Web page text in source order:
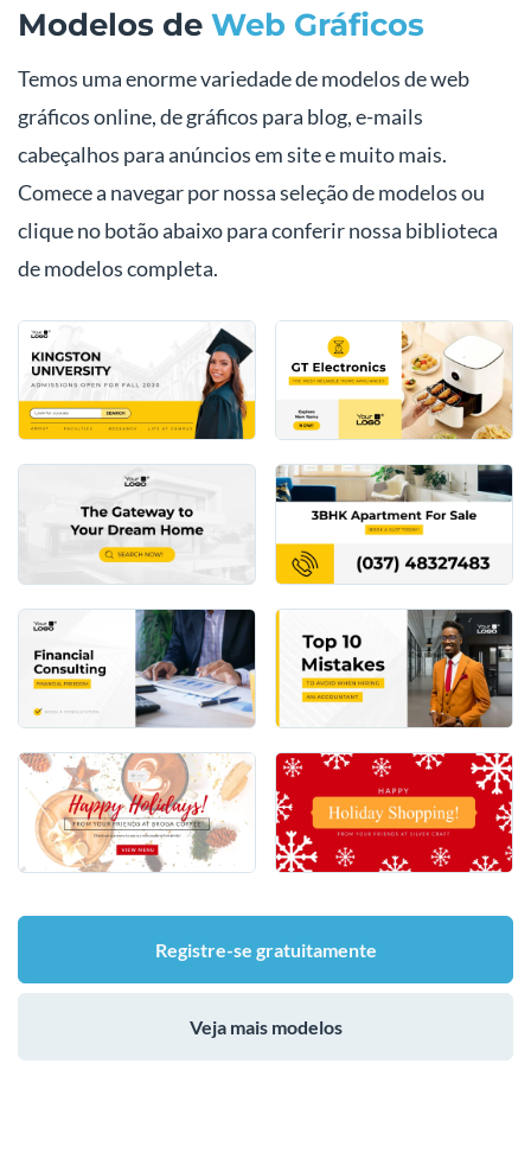
Modelos de Web Gráficos
Temos uma enorme variedade de modelos de web
gráficos online, de gráficos para blog, e-mails
cabeçalhos para anúncios em site e muito mais.
Comece a navegar por nossa seleção de modelos ou
clique no botão abaixo para conferir nossa biblioteca
de modelos completa.
Registre-se gratuitamente
Veja mais modelos